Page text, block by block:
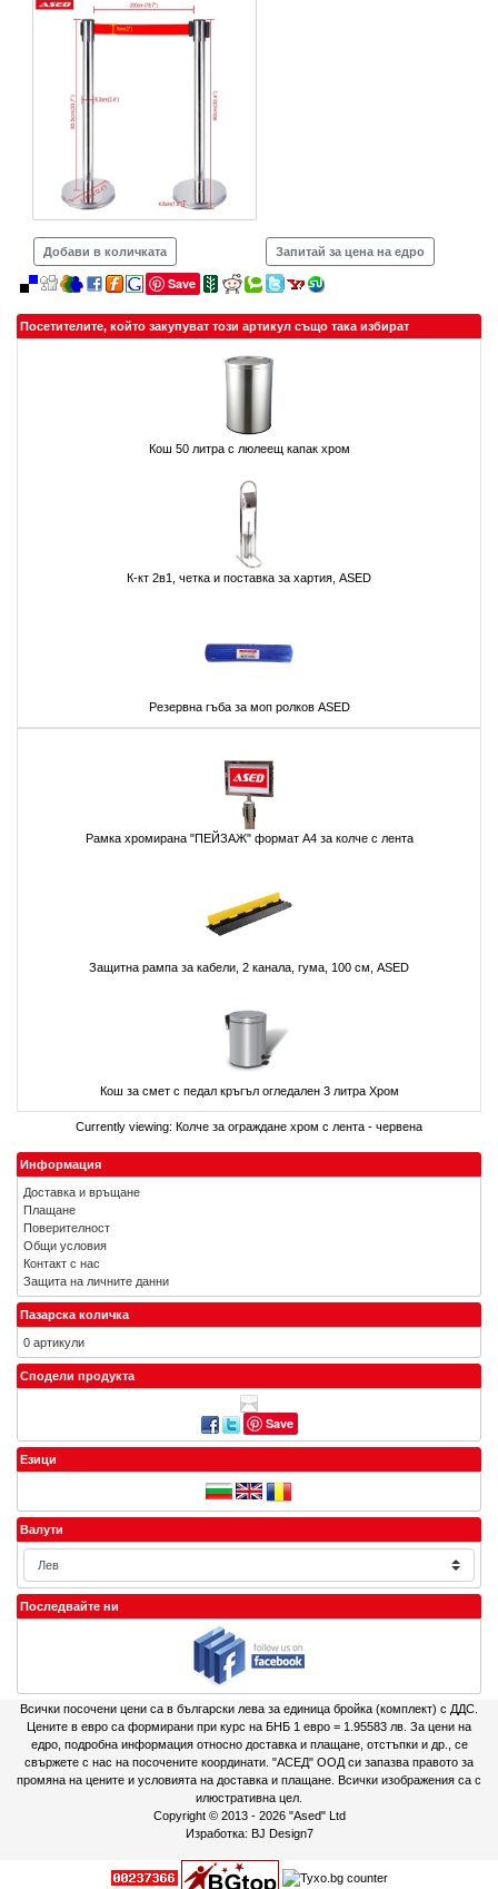
Добави в количката Запитай за цена на едро
Save
Посетителите, който закупуват този артикул също така избират
Кош 50 литра с люлеещ капак хром
К-кт 2в1, четка и поставка за хартия, ASED
Резервна гъба за моп ролков ASED
Рамка хромирана "ПЕЙЗАЖ" формат А4 за колче с лента
Защитна рампа за кабели, 2 канала, гума, 100 см, ASED
Кош за смет с педал кръгъл огледален 3 литра Хром
Currently viewing: Колче за ограждане хром с лента - червена
Информация
Доставка и връщане
Плащане
Поверителност
Общи условия
Контакт с нас
Защита на личните данни
Пазарска количка
0 артикули
Сподели продукта
Save
Езици
Валути
Последвайте ни
Всички посочени цени са в български лева за единица бройка (комплект) с ДДС.
Цените в евро са формирани при курс на БНБ 1 евро = 1.95583 лв. За цени на
едро, подробна информация относно доставка и плащане, отстъпки и др., се
свържете с нас на посочените координати. "АСЕД" ООД си запазва правото за
промяна на цените и условията на доставка и плащане. Всички изображения са с
илюстративна цел.
Copyright © 2013 - 2026 "Ased" Ltd
Изработка: BJ Design7